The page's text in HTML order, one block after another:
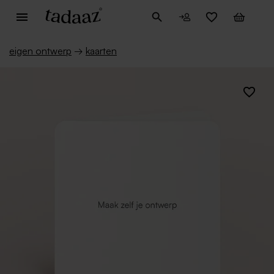
eigen ontwerp → kaarten